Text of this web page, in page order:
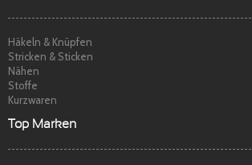
Häkeln & Knüpfen
Stricken & Sticken
Nähen
Stoffe
Kurzwaren
Top Marken